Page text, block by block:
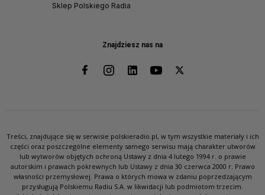
Znajdziesz nas na
Sklep Polskiego Radia
Treści, znajdujące się w serwisie polskieradio.pl, w tym wszystkie materiały i ich
części oraz poszczególne elementy samego serwisu mają charakter utworów
lub wytworów objętych ochroną Ustawy z dnia 4 lutego 1994 r. o prawie
autorskim i prawach pokrewnych lub Ustawy z dnia 30 czerwca 2000 r. Prawo
własności przemysłowej. Prawa o których mowa w zdaniu poprzedzającym
przysługują Polskiemu Radiu S.A. w likwidacji lub podmiotom trzecim.